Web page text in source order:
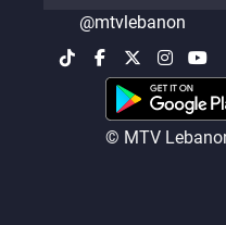
@mtvlebanon
© MTV